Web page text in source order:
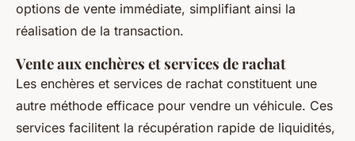
options de vente immédiate, simplifiant ainsi la
réalisation de la transaction.
Vente aux enchères et services de rachat
Les enchères et services de rachat constituent une
autre méthode efficace pour vendre un véhicule. Ces
services facilitent la récupération rapide de liquidités,